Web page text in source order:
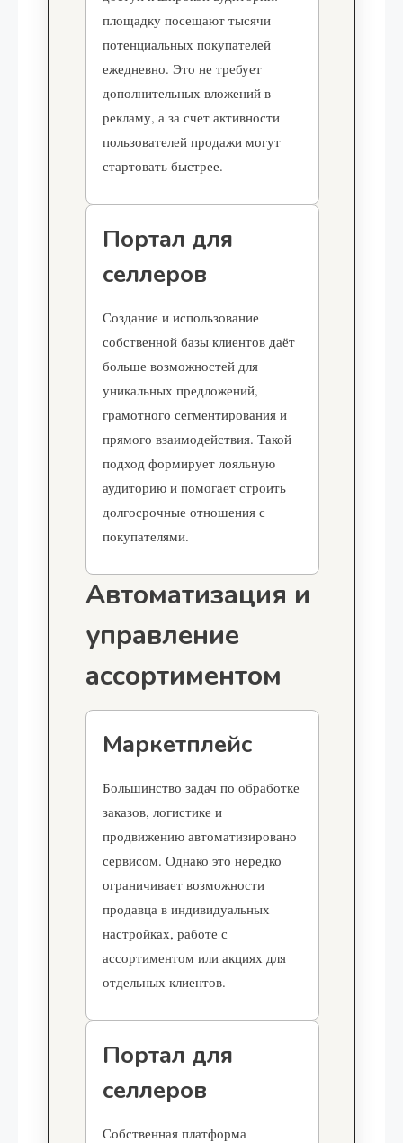
площадку посещают тысячи
потенциальных покупателей
ежедневно. Это не требует
дополнительных вложений в
рекламу, а за счет активности
пользователей продажи могут
стартовать быстрее.
Портал для
селлеров
Создание и использование
собственной базы клиентов даёт
больше возможностей для
уникальных предложений,
грамотного сегментирования и
прямого взаимодействия. Такой
подход формирует лояльную
аудиторию и помогает строить
долгосрочные отношения с
покупателями.
Автоматизация и
управление
ассортиментом
Маркетплейс
Большинство задач по обработке
заказов, логистике и
продвижению автоматизировано
сервисом. Однако это нередко
ограничивает возможности
продавца в индивидуальных
настройках, работе с
ассортиментом или акциях для
отдельных клиентов.
Портал для
селлеров
Собственная платформа